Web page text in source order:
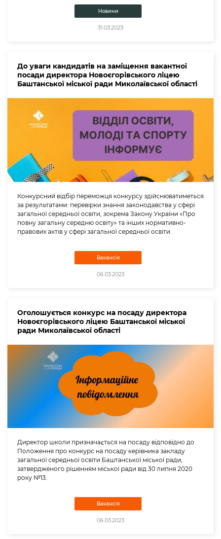
Новини
31.03.2023
До уваги кандидатів на заміщення вакантної
посади директора Новоєгорівського ліцею
Баштанської міської ради Миколаївської області
Конкурсний відбір переможця конкурсу здійснюватиметься
за результатами: перевірки знання законодавства у сфері
загальної середньої освіти, зокрема Закону України «Про
повну загальну середню освіту» та інших нормативно-
правових актів у сфері загальної середньої освіти.
Вакансія
06.03.2023
Оголошується конкурс на посаду директора
Новоєгорівського ліцею Баштанської міської
ради Миколаївської області
Директор школи призначається на посаду відповідно до
Положення про конкурс на посаду керівника закладу
загальної середньої освіти Баштанської міської ради,
затвердженого рішенням міської ради від 30 липня 2020
року №13.
Вакансія
06.03.2023